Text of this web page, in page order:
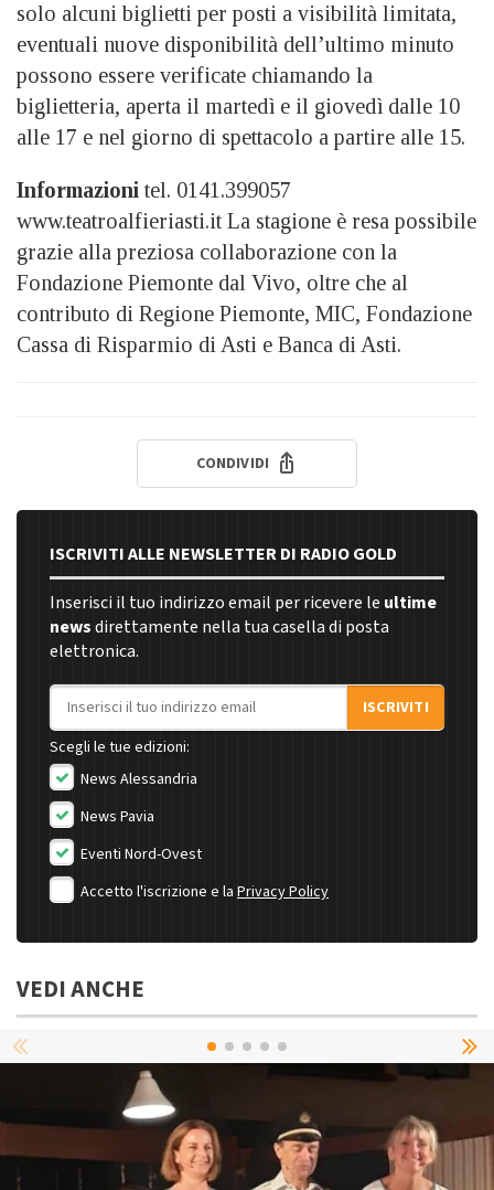
solo alcuni biglietti per posti a visibilità limitata,
eventuali nuove disponibilità dell’ultimo minuto
possono essere verificate chiamando la
biglietteria, aperta il martedì e il giovedì dalle 10
alle 17 e nel giorno di spettacolo a partire alle 15.
Informazioni tel. 0141.399057
www.teatroalfieriasti.it La stagione è resa possibile
grazie alla preziosa collaborazione con la
Fondazione Piemonte dal Vivo, oltre che al
contributo di Regione Piemonte, MIC, Fondazione
Cassa di Risparmio di Asti e Banca di Asti.
CONDIVIDI
ISCRIVITI ALLE NEWSLETTER DI RADIO GOLD
Inserisci il tuo indirizzo email per ricevere le ultime
newsdirettamente nella tua casella di posta
elettronica.
Indirizzo email
ISCRIVITI
Scegli le tue edizioni:
News Alessandria
News Pavia
Eventi Nord-Ovest
Accetto l'iscrizione e la Privacy Policy
VEDI ANCHE